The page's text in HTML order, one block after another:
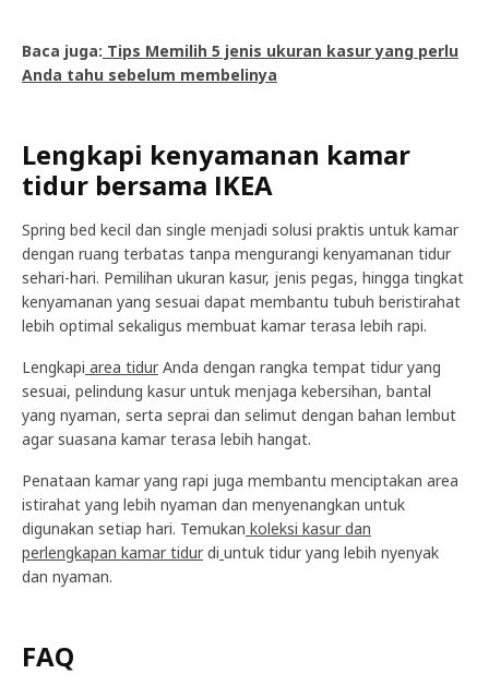
Baca juga: Tips Memilih 5 jenis ukuran kasur yang perlu
Anda tahu sebelum membelinya
Lengkapi kenyamanan kamar
tidur bersama IKEA
Spring bed kecil dan single menjadi solusi praktis untuk kamar
dengan ruang terbatas tanpa mengurangi kenyamanan tidur
sehari-hari. Pemilihan ukuran kasur, jenis pegas, hingga tingkat
kenyamanan yang sesuai dapat membantu tubuh beristirahat
lebih optimal sekaligus membuat kamar terasa lebih rapi.
Lengkapi area tidur Anda dengan rangka tempat tidur yang
sesuai, pelindung kasur untuk menjaga kebersihan, bantal
yang nyaman, serta seprai dan selimut dengan bahan lembut
agar suasana kamar terasa lebih hangat.
Penataan kamar yang rapi juga membantu menciptakan area
istirahat yang lebih nyaman dan menyenangkan untuk
digunakan setiap hari. Temukan koleksi kasur dan
perlengkapan kamar tidur di untuk tidur yang lebih nyenyak
dan nyaman.
FAQ